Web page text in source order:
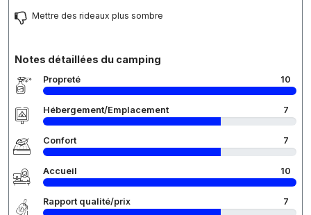
Mettre des rideaux plus sombre
Notes détaillées du camping
Propreté 10
Hébergement/Emplacement 7
Confort 7
Accueil 10
Rapport qualité/prix 7